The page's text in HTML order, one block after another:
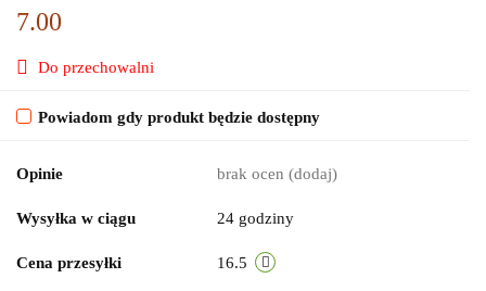
7.00
Do przechowalni
Powiadom gdy produkt będzie dostępny
Opinie brak ocen (dodaj)
Wysyłka w ciągu 24 godziny
Cena przesyłki 16.5